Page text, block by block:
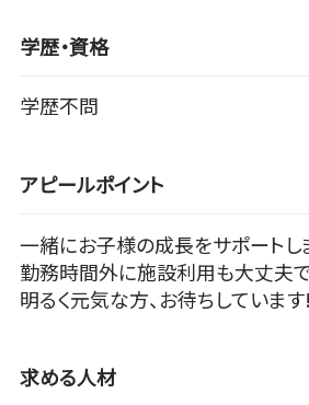
学歴・資格
学歴不問
アピールポイント
一緒にお子様の成長をサポートし
勤務時間外に施設利用も大丈夫で
明るく元気な方、お待ちしています!
求める人材